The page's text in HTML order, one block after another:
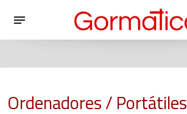
Ordenadores / Portátiles